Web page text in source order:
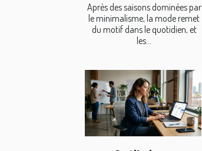
Après des saisons dominées par
le minimalisme, la mode remet
du motif dans le quotidien, et
les...